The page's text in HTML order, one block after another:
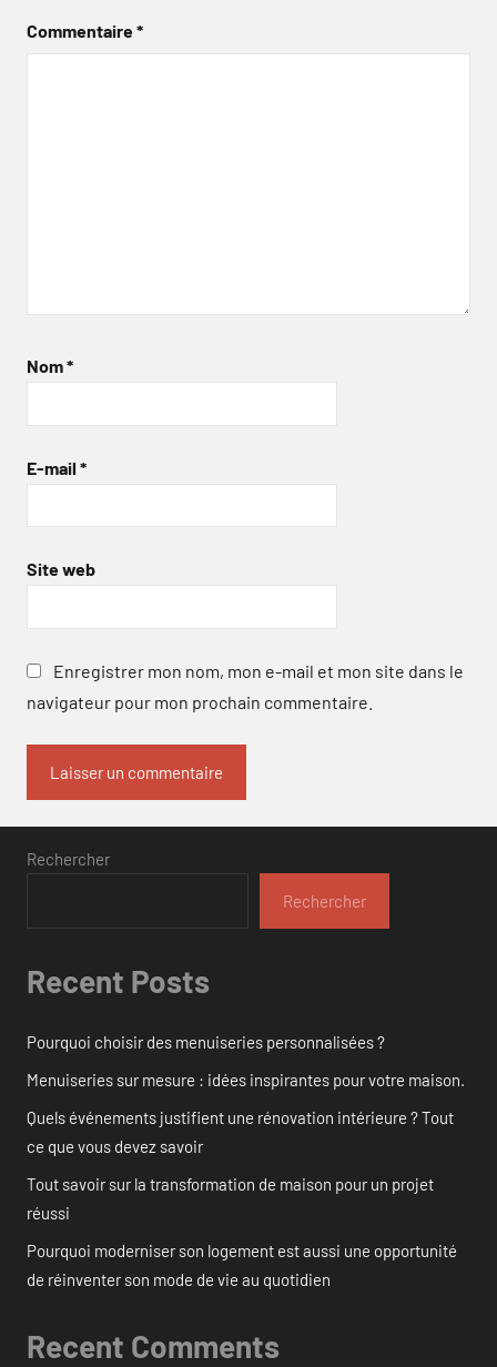
Commentaire*
Nom*
E-mail *
Site web
Enregistrer mon nom, mon e-mail et mon site dans le
navigateur pour mon prochain commentaire.
Rechercher
Rechercher
Recent Posts
Pourquoi choisir des menuiseries personnalisées ?
Menuiseries sur mesure : idées inspirantes pour votre maison.
Quels événements justifient une rénovation intérieure ? Tout
ce que vous devez savoir
Tout savoir sur la transformation de maison pour un projet
réussi
Pourquoi moderniser son logement est aussi une opportunité
de réinventer son mode de vie au quotidien
Recent Comments